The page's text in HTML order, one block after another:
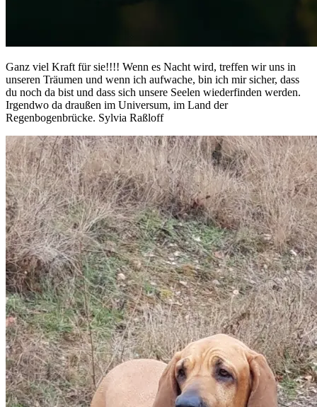
Ganz viel Kraft für sie!!!! Wenn es Nacht wird, treffen wir uns in
unseren Träumen und wenn ich aufwache, bin ich mir sicher, dass
du noch da bist und dass sich unsere Seelen wiederfinden werden.
Irgendwo da draußen im Universum, im Land der
Regenbogenbrücke. Sylvia Raßloff